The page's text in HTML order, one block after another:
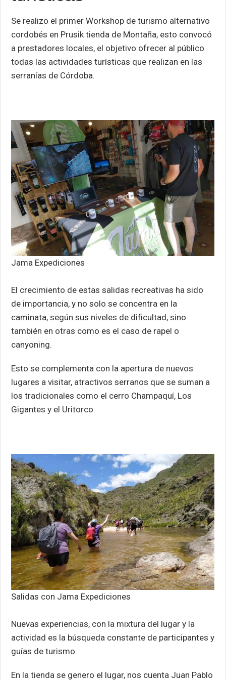
p
k
Se realizo el primer Workshop de turismo alternativo
cordobés en Prusik tienda de Montaña, esto convocó
a prestadores locales, el objetivo ofrecer al público
todas las actividades turísticas que realizan en las
serranías de Córdoba.
Jama Expediciones
El crecimiento de estas salidas recreativas ha sido
de importancia, y no solo se concentra en la
caminata, según sus niveles de dificultad, sino
también en otras como es el caso de rapel o
canyoning.
Esto se complementa con la apertura de nuevos
lugares a visitar, atractivos serranos que se suman a
los tradicionales como el cerro Champaquí, Los
Gigantes y el Uritorco.
Salidas con Jama Expediciones
Nuevas experiencias, con la mixtura del lugar y la
actividad es la búsqueda constante de participantes y
guías de turismo.
En la tienda se genero el lugar, nos cuenta Juan Pablo